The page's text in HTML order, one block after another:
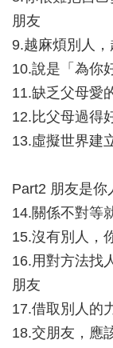
朋友
9.越麻煩別人
10.說是「為你
11.缺乏父母愛
12.比父母過得
13.虛擬世界建
Part2 朋友是你
14.關係不對等
15.沒有別人，
16.用對方法找
朋友
17.借取別人的
18.交朋友，應